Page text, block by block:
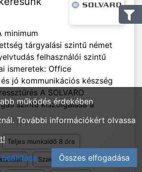
minimum
tárgyalási szintű német
felhasználói szintű
ismeretek: Office
jó kommunikációs készség
A SOLVARO
szintű kiszolgálása a
Teljes munkaidő 8 óra
Szakközépiskola
működés érdekében
További információkért olvassa
Összes elfogadása